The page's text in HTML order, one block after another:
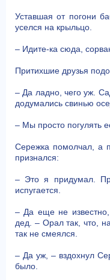
Уставшая от погони
уселся на крыльцо.
– Идите-ка сюда,
Притихшие друзья
– Да ладно, чего уж.
додумались свинью
– Мы просто погулять
Сережка помолчал, а
признался:
– Это я придумал.
испугается.
– Да еще не известно,
дед. – Орал так, что,
так не смеялся.
– Да уж, – вздохнул
было.